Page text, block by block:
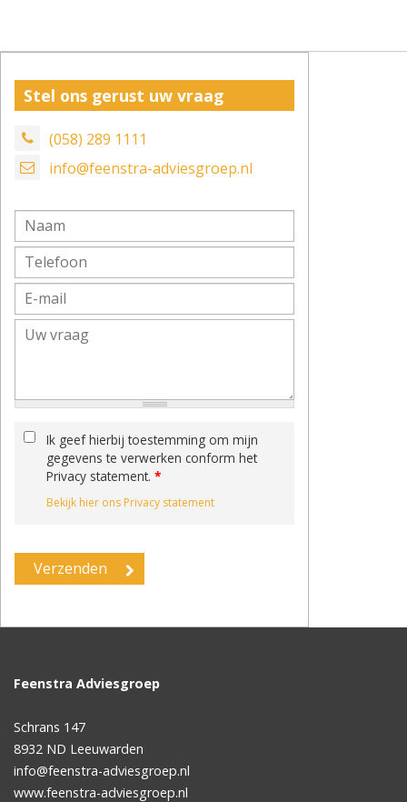
Stel ons gerust uw vraag
(058) 289 1111
info@feenstra-adviesgroep.nl
Ik geef hierbij toestemming om mijn
gegevens te verwerken conform het
Privacy statement. *
Bekijk hier ons Privacy statement
Feenstra Adviesgroep
Schrans 147
8932 ND Leeuwarden
info@feenstra-adviesgroep.nl
www.feenstra-adviesgroep.nl